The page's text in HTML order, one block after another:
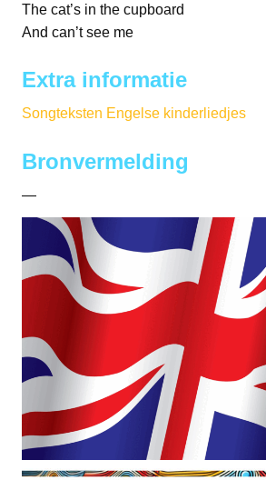
The cat’s in the cupboard
And can’t see me
Extra informatie
Songteksten Engelse kinderliedjes
Bronvermelding
—